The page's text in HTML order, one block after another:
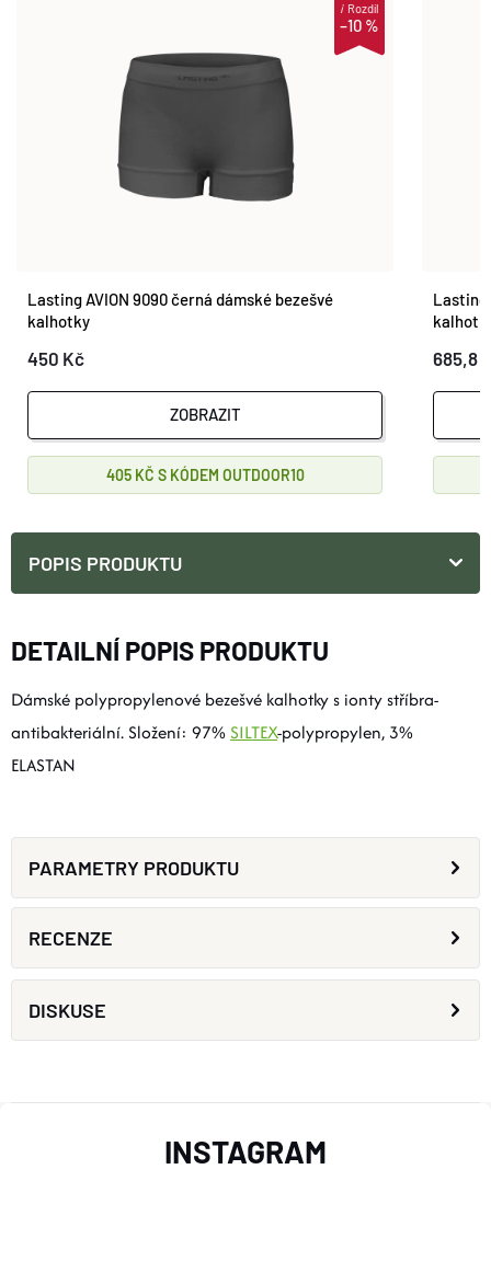
–10 %
iRozdíl
Lasting AVION 9090 černá dámské bezešvé
kalhotky
450 Kč
ZOBRAZIT
405 KČ OUTDOOR10
Lasting
685,8
POPIS PRODUKTU
DETAILNÍ POPIS PRODUKTU
Dámské polypropylenové bezešvé kalhotky s ionty stříbra-
antibakteriální. Složení: 97% SILTEX-polypropylen, 3%
ELASTAN
PARAMETRY PRODUKTU
RECENZE
DISKUSE
INSTAGRAM